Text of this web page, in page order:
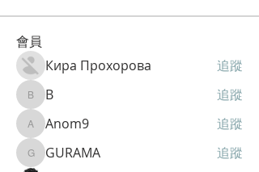
會員
Кира Прохорова 追蹤
B B 追蹤
Anom9Anom9 追蹤
GURAMA
GURAMA
追蹤